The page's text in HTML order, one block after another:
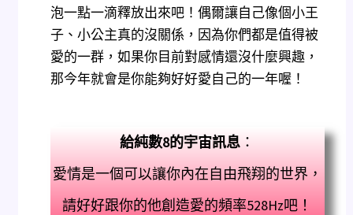
泡一點一滴釋放出來吧！偶爾讓自己像個小王
子、小公主真的沒關係，因為你們都是值得被
愛的一群，如果你目前對感情還沒什麼興趣，
那今年就會是你能夠好好愛自己的一年喔！
給純數8的宇宙訊息 ：
愛情是一個可以讓你內在自由飛翔的世界，
請好好跟你的他創造愛的頻率528Hz吧！